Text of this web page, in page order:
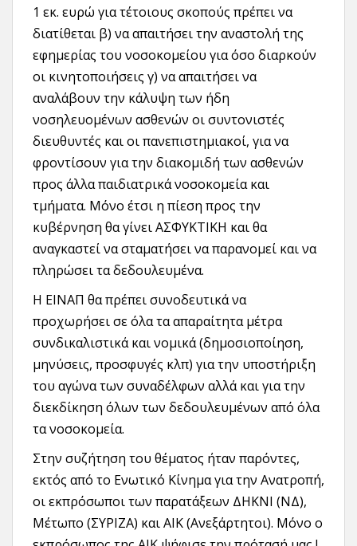
1 εκ. ευρώ για τέτοιους σκοπούς πρέπει να
διατίθεται β) να απαιτήσει την αναστολή της
εφημερίας του νοσοκομείου για όσο διαρκούν
οι κινητοποιήσεις γ) να απαιτήσει να
αναλάβουν την κάλυψη των ήδη
νοσηλευομένων ασθενών οι συντονιστές
διευθυντές και οι πανεπιστημιακοί, για να
φροντίσουν για την διακομιδή των ασθενών
προς άλλα παιδιατρικά νοσοκομεία και
τμήματα. Μόνο έτσι η πίεση προς την
κυβέρνηση θα γίνει ΑΣΦΥΚΤΙΚΗ και θα
αναγκαστεί να σταματήσει να παρανομεί και να
πληρώσει τα δεδουλευμένα.
Η ΕΙΝΑΠ θα πρέπει συνοδευτικά να
προχωρήσει σε όλα τα απαραίτητα μέτρα
συνδικαλιστικά και νομικά (δημοσιοποίηση,
μηνύσεις, προσφυγές κλπ) για την υποστήριξη
του αγώνα των συναδέλφων αλλά και για την
διεκδίκηση όλων των δεδουλευμένων από όλα
τα νοσοκομεία.
Στην συζήτηση του θέματος ήταν παρόντες,
εκτός από το Ενωτικό Κίνημα για την Ανατροπή,
οι εκπρόσωποι των παρατάξεων ΔΗΚΝΙ (ΝΔ),
Μέτωπο (ΣΥΡΙΖΑ) και ΑΙΚ (Ανεξάρτητοι). Μόνο ο